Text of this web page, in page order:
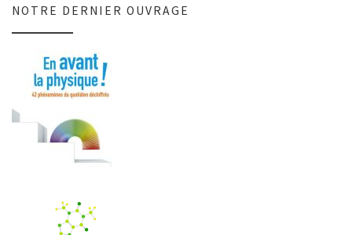
NOTRE DERNIER OUVRAGE